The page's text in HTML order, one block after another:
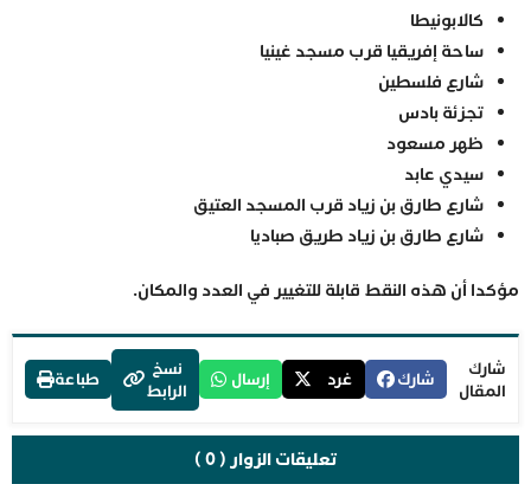
كالابونيطا
ساحة إفريقيا قرب مسجد غينيا
شارع فلسطين
تجزئة بادس
ظهر مسعود
سيدي عابد
شارع طارق بن زياد قرب المسجد العتيق
شارع طارق بن زياد طريق صباديا
مؤكدا أن هذه النقط قابلة للتغيير في العدد والمكان.
شارك
المقال
شارك غرد إرسال
نسخ
الرابط
طباعة
تعليقات الزوار ( 0 )